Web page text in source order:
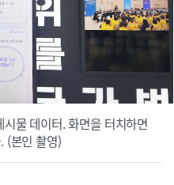
물 데이터. 화면을 터치하면
(본인 촬영)